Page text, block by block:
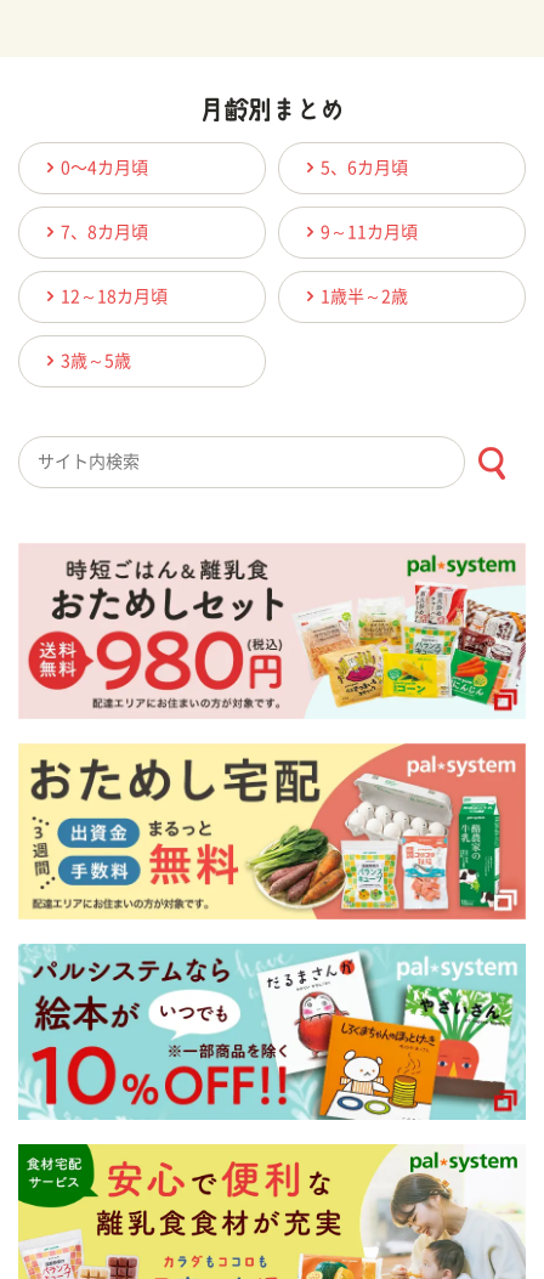
0〜4カ月頃 5、6カ月頃
7、8カ月頃 9～11カ月頃
12～18カ月頃 1歳半～2歳
3歳～5歳
検索キーワード入力